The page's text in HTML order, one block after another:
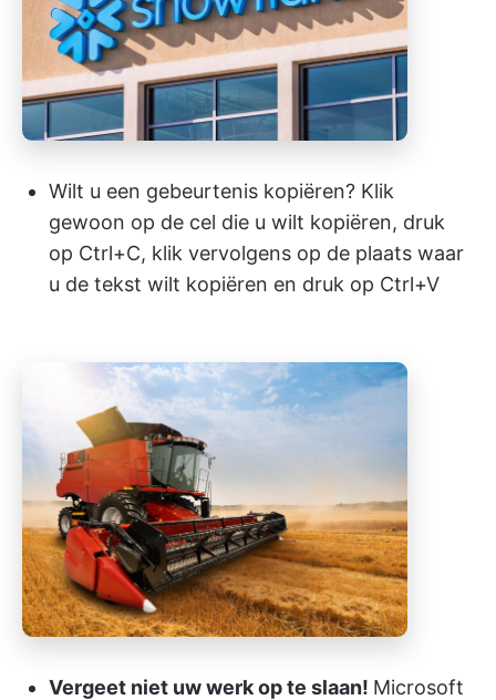
Wilt u een gebeurtenis kopiëren? Klik
gewoon op de cel die u wilt kopiëren, druk
op Ctrl+C, klik vervolgens op de plaats waar
u de tekst wilt kopiëren en druk op Ctrl+V
Vergeet niet uw werk op te slaan! Microsoft